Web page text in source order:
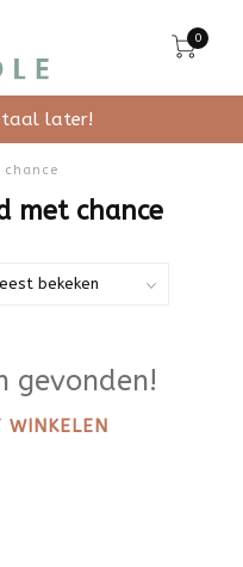
0
later!
chance
met chance
gevonden!
WINKELEN